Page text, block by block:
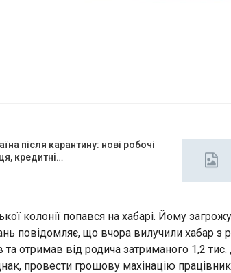
після карантину: нові робочі
кредитні…
колонії попався на хабарі. Йому
повідомляє, що вчора вилучили хабар з
отримав від родича затриманого 1,2
провести грошову махінацію